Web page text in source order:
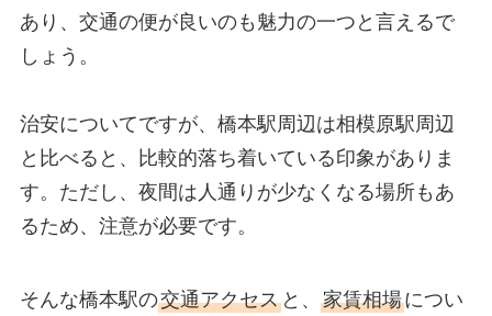
あり、交通の便が良いのも魅力の一つと言えるで
しょう。
治安についてですが、橋本駅周辺は相模原駅周辺
と比べると、比較的落ち着いている印象がありま
す。ただし、夜間は人通りが少なくなる場所もあ
るため、注意が必要です。
そんな橋本駅の交通アクセスと、 家賃相場につい